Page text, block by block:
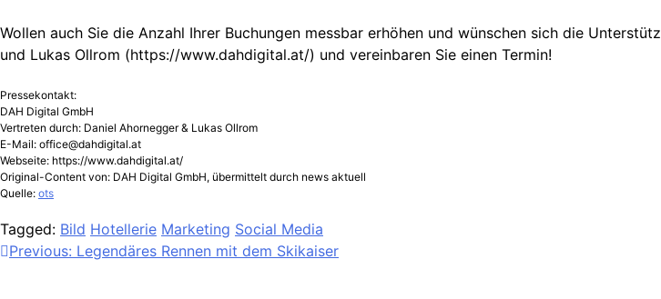
Wollen auch Sie die Anzahl Ihrer Buchungen messbar erhöhen und wünschen sich die
und Lukas Ollrom (https://www.dahdigital.at/) und vereinbaren Sie einen Termin!
Pressekontakt:
DAH Digital GmbH
Vertreten durch: Daniel Ahornegger & Lukas Ollrom
E-Mail: office@dahdigital.at
Webseite: https://www.dahdigital.at/
Original-Content von: DAH Digital GmbH, übermittelt durch news aktuell
Quelle: ots
Tagged: Bild Hotellerie Marketing Social Media
Beitragsnavigation
Previous: Legendäres Rennen mit dem Skikaiser